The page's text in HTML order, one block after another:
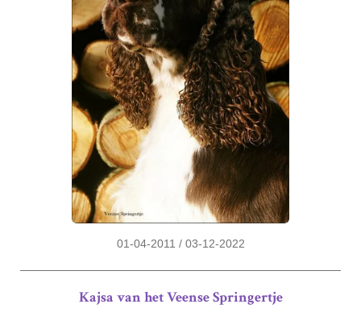
01-04-2011 / 03-12-2022
Kajsa van het Veense Springertje